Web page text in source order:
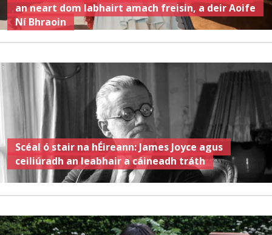
an neart dom labhairt amach freisin, a deir Aoife
Ní Bhraoin
Scéal ó stair na hÉireann: James Joyce agus
ceiliúradh an leabhair a cáineadh tráth